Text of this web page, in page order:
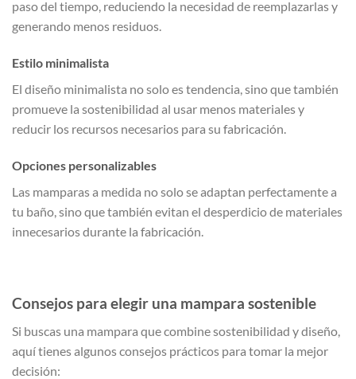
paso del tiempo, reduciendo la necesidad de reemplazarlas y
generando menos residuos.
Estilo minimalista
El diseño minimalista no solo es tendencia, sino que también
promueve la sostenibilidad al usar menos materiales y
reducir los recursos necesarios para su fabricación.
Opciones personalizables
Las mamparas a medida no solo se adaptan perfectamente a
tu baño, sino que también evitan el desperdicio de materiales
innecesarios durante la fabricación.
Consejos para elegir una mampara sostenible
Si buscas una mampara que combine sostenibilidad y diseño,
aquí tienes algunos consejos prácticos para tomar la mejor
decisión: